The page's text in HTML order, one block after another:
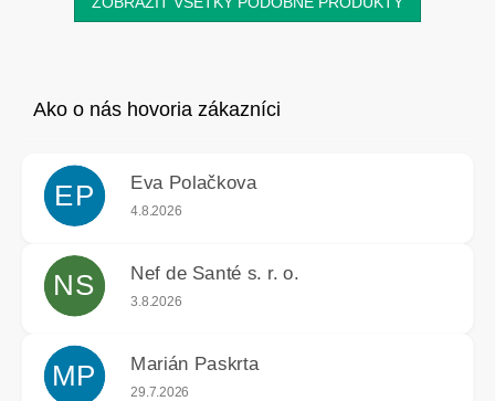
EP Eva Polačkova
Hodnotenie obchodu je 5 z 5 hviezdičiek.
4.8.2026
NS Nef de Santé s. r. o.
Hodnotenie obchodu je 5 z 5 hviezdičiek.
3.8.2026
MP Marián Paskrta
Hodnotenie obchodu je 5 z 5 hviezdičiek.
29.7.2026